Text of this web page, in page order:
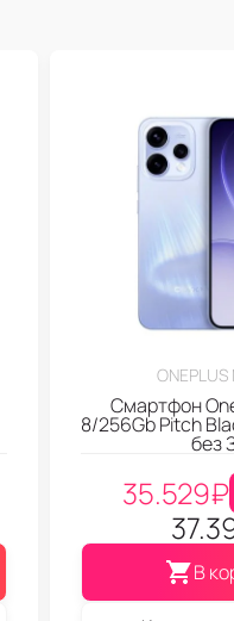
ONEPLUS
Смартфон
8/256Gb Pitch
без
35.529₽
В